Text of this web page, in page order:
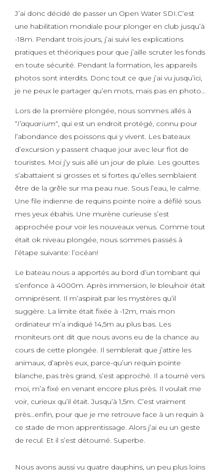
J’ai donc décidé de passer un Open Water SDI.C’est
une habilitation mondiale pour plonger en club jusqu’à
-18m. Pendant trois jours, j’ai suivi les explications
pratiques et théoriques pour que j’aille scruter les fonds
en toute sécurité. Pendant la formation, les appareils
photos sont interdits. Donc tout ce que j’ai vu jusqu’ici,
je ne peux le partager qu’en mots, mais pas en photo…
Lors de la première plongée, nous sommes allés à
“l’aquarium“, qui est un endroit protégé, connu pour
l’abondance des poissons qui y vivent. Les bateaux
d’excursion y passent chaque jour avec leur flot de
touristes. Moi j’y suis allé un jour de pluie. Les gouttes
s’abattaient si grosses et si fortes qu’elles semblaient
être de la grêle sur ma peau nue. Sous l’eau, le calme.
Une file indienne de requins pointe noire a défilé sous
mes yeux ébahis. Une murène curieuse s’est
approchée pour voir les nouveaux venus. Comme tout
était ok niveau plongée, nous sommes passés à
l’étape suivante: l’océan!
Le bateau nous a apportés au bord d’un tombant qui
s’enfonce à 4000m. Après immersion, le bleu/noir était
omniprésent. Il m’aspirait par les mystères qu’il
suggère. La limite était fixée à -12m, mais mon
ordinateur m’a indiqué 14,5m au plus bas. Les
moniteurs ont dit que nous avons eu de la chance au
cours de cette plongée. Il semblerait que j’attire les
animaux, d’après eux, parce-qu’un requin pointe
blanche, pas très grand, s’est approché. Il a tourné vers
moi, m’a fixé en venant encore plus près. Il voulait me
voir, curieux qu’il était. Jusqu’à 1,5m. C’est vraiment
près…enfin, pour que je me retrouve face à un requin à
ce stade de mon apprentissage. Alors j’ai eu un geste
de recul. Et il s’est détourné. Superbe.
Nous avons aussi vu quatre dauphins, un peu plus loins